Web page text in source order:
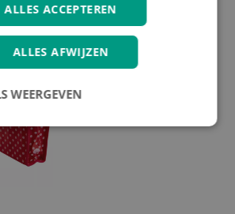
ALLES ACCEPTEREN
ALLES AFWIJZEN
WEERGEVEN